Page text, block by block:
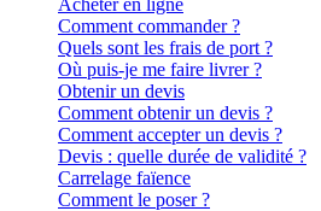
Comment commander ?
Quels sont les frais de port ?
Où puis-je me faire livrer ?
Obtenir un devis
Comment obtenir un devis ?
Comment accepter un devis ?
Devis : quelle durée de validité ?
Carrelage faïence
Comment le poser ?